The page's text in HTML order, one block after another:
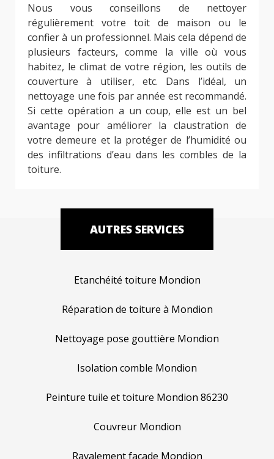
Nous vous conseillons de nettoyer
régulièrement votre toit de maison ou le
confier à un professionnel. Mais cela dépend de
plusieurs facteurs, comme la ville où vous
habitez, le climat de votre région, les outils de
couverture à utiliser, etc. Dans l’idéal, un
nettoyage une fois par année est recommandé.
Si cette opération a un coup, elle est un bel
avantage pour améliorer la claustration de
votre demeure et la protéger de l’humidité ou
des infiltrations d’eau dans les combles de la
toiture.
AUTRES SERVICES
Etanchéité toiture Mondion
Réparation de toiture à Mondion
Nettoyage pose gouttière Mondion
Isolation comble Mondion
Peinture tuile et toiture Mondion 86230
Couvreur Mondion
Ravalement façade Mondion